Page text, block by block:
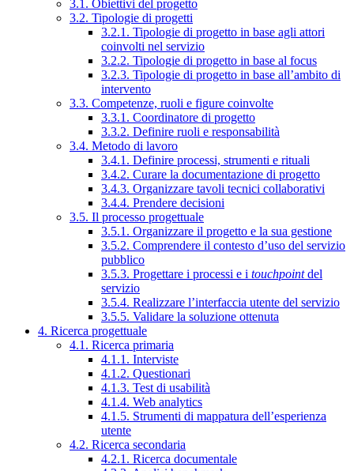
3.1. Obiettivi del progetto
3.2. Tipologie di progetti
3.2.1. Tipologie di progetto in base agli attori
coinvolti nel servizio
3.2.2. Tipologie di progetto in base al focus
3.2.3. Tipologie di progetto in base all’ambito di
intervento
3.3. Competenze, ruoli e figure coinvolte
3.3.1. Coordinatore di progetto
3.3.2. Definire ruoli e responsabilità
3.4. Metodo di lavoro
3.4.1. Definire processi, strumenti e rituali
3.4.2. Curare la documentazione di progetto
3.4.3. Organizzare tavoli tecnici collaborativi
3.4.4. Prendere decisioni
3.5. Il processo progettuale
3.5.1. Organizzare il progetto e la sua gestione
3.5.2. Comprendere il contesto d’uso del servizio
pubblico
3.5.3. Progettare i processi e i touchpointdel
servizio
3.5.4. Realizzare l’interfaccia utente del servizio
3.5.5. Validare la soluzione ottenuta
4. Ricerca progettuale
4.1. Ricerca primaria
4.1.1. Interviste
4.1.2. Questionari
4.1.3. Test di usabilità
4.1.4. Web analytics
4.1.5. Strumenti di mappatura dell’esperienza
utente
4.2. Ricerca secondaria
4.2.1. Ricerca documentale